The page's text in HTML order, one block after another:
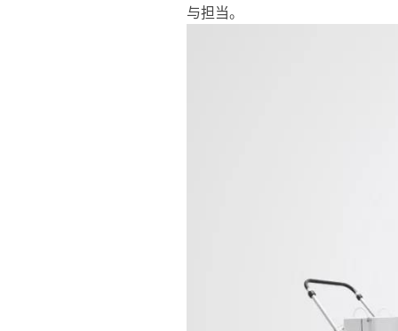
与担当。